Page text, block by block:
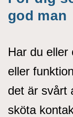
god man
Har du eller
eller
det är svårt
sköta